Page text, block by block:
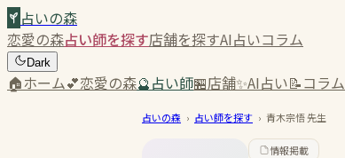
占いの森
恋愛の森占い師を探す店舗を探すAI占いコラム
Dark
🏠ホーム💕恋愛の森🔮占い師🏪店舗✨AI占い📝コラム
占いの森 › 占い師を探す › 青木宗悟先生
情報掲載